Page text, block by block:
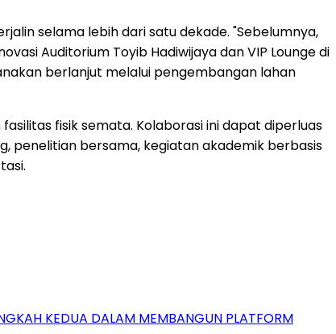
selama lebih dari satu dekade. "Sebelumnya,
Auditorium Toyib Hadiwijaya dan VIP Lounge di
berlanjut melalui pengembangan lahan
fisik semata. Kolaborasi ini dapat diperluas
penelitian bersama, kegiatan akademik berbasis
KEDUA DALAM MEMBANGUN PLATFORM